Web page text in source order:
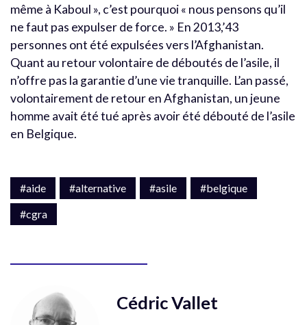
même à Kaboul », c’est pourquoi « nous pensons qu’il
ne faut pas expulser de force. » En 2013,’43
personnes ont été expulsées vers l’Afghanistan.
Quant au retour volontaire de déboutés de l’asile, il
n’offre pas la garantie d’une vie tranquille. L’an passé,
volontairement de retour en Afghanistan, un jeune
homme avait été tué après avoir été débouté de l’asile
en Belgique.
#aide #alternative #asile
#belgique
#cgra
Cédric Vallet